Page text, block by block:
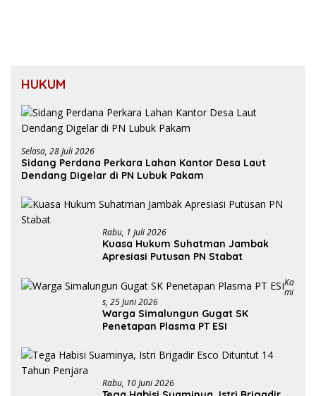
HUKUM
Selasa, 28 Juli 2026
Sidang Perdana Perkara Lahan Kantor Desa Laut
Dendang Digelar di PN Lubuk Pakam
Rabu, 1 Juli 2026
Kuasa Hukum Suhatman Jambak
Apresiasi Putusan PN Stabat
Ka
Mi
S, 25 Juni 2026
Warga Simalungun Gugat SK
Penetapan Plasma PT ESI
Rabu, 10 Juni 2026